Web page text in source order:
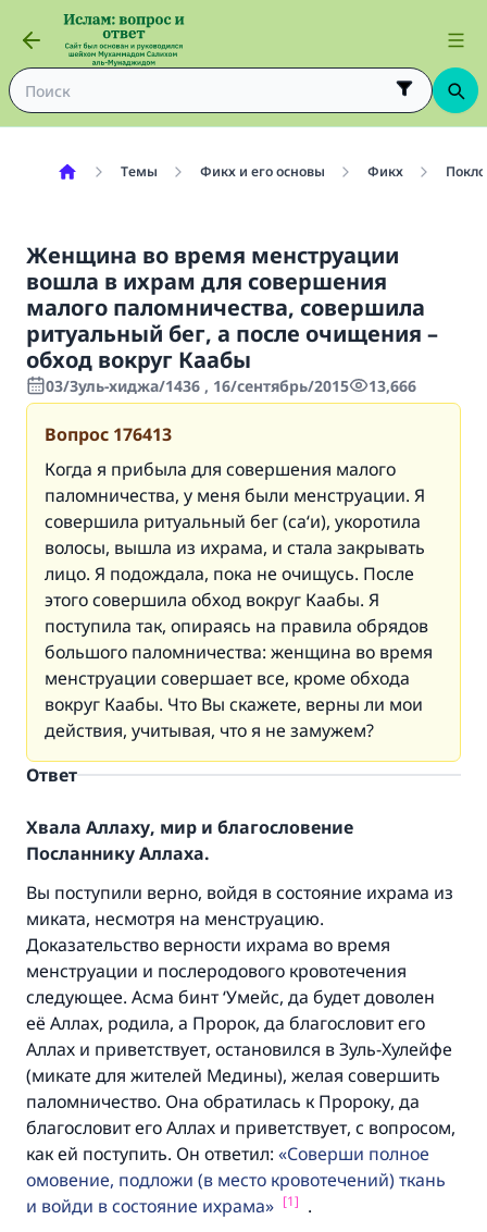
Темы Фикх и его основы Фикх
Женщина во время менструации
вошла в ихрам для совершения
малого паломничества, совершила
ритуальный бег, а после очищения –
обход вокруг Каабы
03/Зуль-хиджа/1436 , 16/сентябрь/2015 13,666
Вопрос 176413
Когда я прибыла для совершения малого
паломничества, у меня были менструации. Я
совершила ритуальный бег (са‘и), укоротила
волосы, вышла из ихрама, и стала закрывать
лицо. Я подождала, пока не очищусь. После
этого совершила обход вокруг Каабы. Я
поступила так, опираясь на правила обрядов
большого паломничества: женщина во время
менструации совершает все, кроме обхода
вокруг Каабы. Что Вы скажете, верны ли мои
действия, учитывая, что я не замужем?
Ответ
Хвала Аллаху, мир и благословение
Посланнику Аллаха.
Вы поступили верно, войдя в состояние ихрама из
миката, несмотря на менструацию.
Доказательство верности ихрама во время
менструации и послеродового кровотечения
следующее. Асма бинт ‘Умейс, да будет доволен
её Аллах, родила, а Пророк, да благословит его
Аллах и приветствует, остановился в Зуль-Хулейфе
(микате для жителей Медины), желая совершить
паломничество. Она обратилась к Пророку, да
благословит его Аллах и приветствует, с вопросом,
как ей поступить. Он ответил:
Соверши полное
омовение, подложи (в место кровотечений) ткань
и войди в состояние ихрама
[1] .